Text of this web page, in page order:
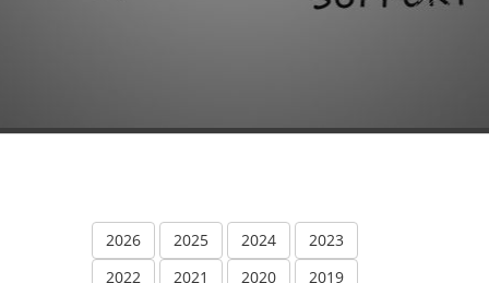
2026 2025 2024
2023
2022
2021 2020
2019